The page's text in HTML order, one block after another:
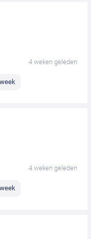
4 weken geleden
4 weken geleden